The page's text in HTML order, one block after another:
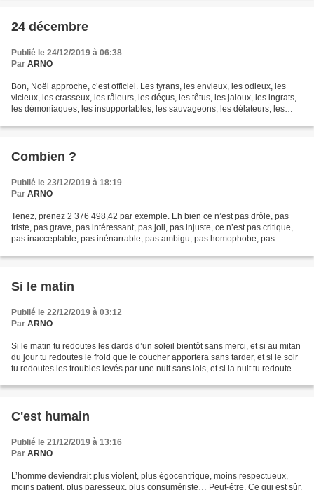
24 décembre
Publié le 24/12/2019 à 06:38
Par ARNO
Bon, Noël approche, c’est officiel. Les tyrans, les envieux, les odieux, les
vicieux, les crasseux, les râleurs, les déçus, les têtus, les jaloux, les ingrats,
les démoniaques, les insupportables, les sauvageons, les délateurs, les
Combien ?
Publié le 23/12/2019 à 18:19
Par ARNO
Tenez, prenez 2 376 498,42 par exemple. Eh bien ce n’est pas drôle, pas
triste, pas grave, pas intéressant, pas joli, pas injuste, ce n’est pas critique,
pas inacceptable, pas inénarrable, pas ambigu, pas homophobe, pas
Si le matin
Publié le 22/12/2019 à 03:12
Par ARNO
Si le matin tu redoutes les dards d’un soleil bientôt sans merci, et si au mitan
du jour tu redoutes le froid que le coucher apportera sans tarder, et si le soir
tu redoutes les troubles levés par une nuit sans lois, et si la nuit tu redoutes
C'est humain
Publié le 21/12/2019 à 13:16
Par ARNO
L’homme deviendrait plus violent, plus égocentrique, moins respectueux,
moins patient, plus paresseux, plus consumériste… Peut-être. Ce qui est sûr,